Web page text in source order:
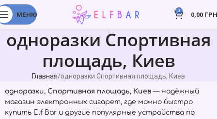
МЕНЮ
0
0,00
одноразки Спортивная
площадь, Киев
Главная одноразки Спортивная площадь, Киев
одноразки, Спортивная площадь, Киев — надёжный
магазин электронных сигарет, где можно быстро
купить Elf Bar и другие популярные устройства по